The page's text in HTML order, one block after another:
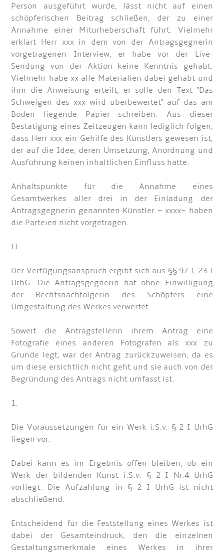
Person ausgeführt wurde, lässt nicht auf einen
schöpferischen Beitrag schließen, der zu einer
Annahme einer Miturheberschaft führt. Vielmehr
erklärt Herr xxx in dem von der Antragsgegnerin
vorgetragenen Interview, er habe vor der Live-
Sendung von der Aktion keine Kenntnis gehabt.
Vielmehr habe xx alle Materialien dabei gehabt und
ihm die Anweisung erteilt, er solle den Text "Das
Schweigen des xxx wird überbewertet" auf das am
Boden liegende Papier schreiben. Aus dieser
Bestätigung eines Zeitzeugen kann lediglich folgen,
dass Herr xxx ein Gehilfe des Künstlers gewesen ist,
der auf die Idee, deren Umsetzung, Anordnung und
Ausführung keinen inhaltlichen Einfluss hatte.
Anhaltspunkte für die Annahme eines
Gesamtwerkes aller drei in der Einladung der
Antragsgegnerin genannten Künstler – xxxx– haben
die Parteien nicht vorgetragen.
II.
Der Verfügungsanspruch ergibt sich aus §§ 97 I, 23 I
UrhG. Die Antragsgegnerin hat ohne Einwilligung
der Rechtsnachfolgerin des Schöpfers eine
Umgestaltung des Werkes verwertet.
Soweit die Antragstellerin ihrem Antrag eine
Fotografie eines anderen Fotografen als xxx zu
Grunde legt, war der Antrag zurückzuweisen, da es
um diese ersichtlich nicht geht und sie auch von der
Begründung des Antrags nicht umfasst ist.
1.
Die Voraussetzungen für ein Werk i.S.v. § 2 I UrhG
liegen vor.
Dabei kann es im Ergebnis offen bleiben, ob ein
Werk der bildenden Kunst i.S.v. § 2 I Nr.4 UrhG
vorliegt. Die Aufzählung in § 2 I UrhG ist nicht
abschließend.
Entscheidend für die Feststellung eines Werkes ist
dabei der Gesamteindruck, den die einzelnen
Gestaltungsmerkmale eines Werkes in ihrer